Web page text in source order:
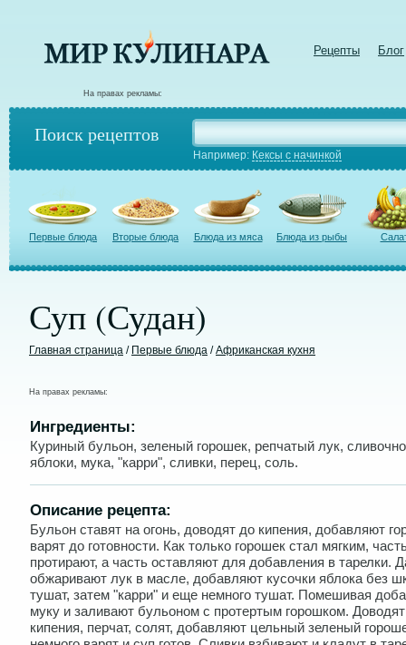
Рецепты Блог
На правах рекламы:
Поиск рецептов
Например: Кексы с начинкой
Первые блюда Вторые блюда Блюда из мяса Блюда из рыбы
Суп (Судан)
Главная страница / Первые блюда /Африканская кухня
На правах рекламы:
Ингредиенты:
Куриный бульон, зеленый горошек, репчатый лук,
яблоки, мука, "карри", сливки, перец, соль.
Описание рецепта:
Бульон ставят на огонь, доводят до кипения, добавляют
варят до готовности. Как только горошек стал мягким,
протирают, а часть оставляют для добавления в тарелки.
обжаривают лук в масле, добавляют кусочки яблока без
тушат, затем "карри" и еще немного тушат. Помешивая
муку и заливают бульоном с протертым горошком.
кипения, перчат, солят, добавляют цельный зеленый